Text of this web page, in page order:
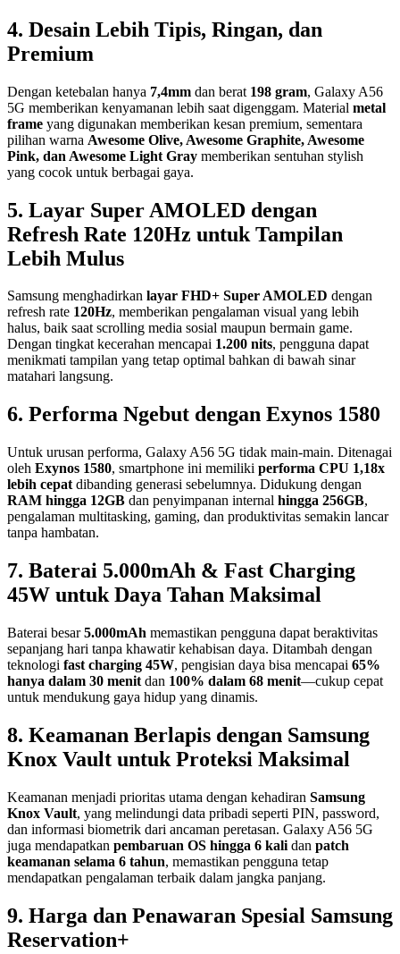
4. Desain Lebih Tipis, Ringan, dan
Premium
Dengan ketebalan hanya 7,4mm dan berat 198 gram, Galaxy A56
5G memberikan kenyamanan lebih saat digenggam. Material metal
frame yang digunakan memberikan kesan premium, sementara
pilihan warna Awesome Olive, Awesome Graphite, Awesome
Pink, dan Awesome Light Gray memberikan sentuhan stylish
yang cocok untuk berbagai gaya.
5. Layar Super AMOLED dengan
Refresh Rate 120Hz untuk Tampilan
Lebih Mulus
Samsung menghadirkan layar FHD+ Super AMOLED dengan
refresh rate 120Hz, memberikan pengalaman visual yang lebih
halus, baik saat scrolling media sosial maupun bermain game.
Dengan tingkat kecerahan mencapai 1.200 nits, pengguna dapat
menikmati tampilan yang tetap optimal bahkan di bawah sinar
matahari langsung.
6. Performa Ngebut dengan Exynos 1580
Untuk urusan performa, Galaxy A56 5G tidak main-main. Ditenagai
oleh Exynos 1580, smartphone ini memiliki performa CPU 1,18x
lebih cepat dibanding generasi sebelumnya. Didukung dengan
RAM hingga 12GB dan penyimpanan internal hingga 256GB,
pengalaman multitasking, gaming, dan produktivitas semakin lancar
tanpa hambatan.
7. Baterai 5.000mAh & Fast Charging
45W untuk Daya Tahan Maksimal
Baterai besar5.000mAh memastikan pengguna dapat beraktivitas
sepanjang hari tanpa khawatir kehabisan daya. Ditambah dengan
teknologi fast charging 45W, pengisian daya bisa mencapai 65%
hanya dalam 30 menit dan 100% dalam 68 menit—cukup cepat
untuk mendukung gaya hidup yang dinamis.
8. Keamanan Berlapis dengan Samsung
Knox Vault untuk Proteksi Maksimal
Keamanan menjadi prioritas utama dengan kehadiran Samsung
Knox Vault, yang melindungi data pribadi seperti PIN, password,
dan informasi biometrik dari ancaman peretasan. Galaxy A56 5G
juga mendapatkan pembaruan OS hingga 6 kali dan patch
keamanan selama 6 tahun, memastikan pengguna tetap
mendapatkan pengalaman terbaik dalam jangka panjang.
9. Harga dan Penawaran Spesial Samsung
Reservation+